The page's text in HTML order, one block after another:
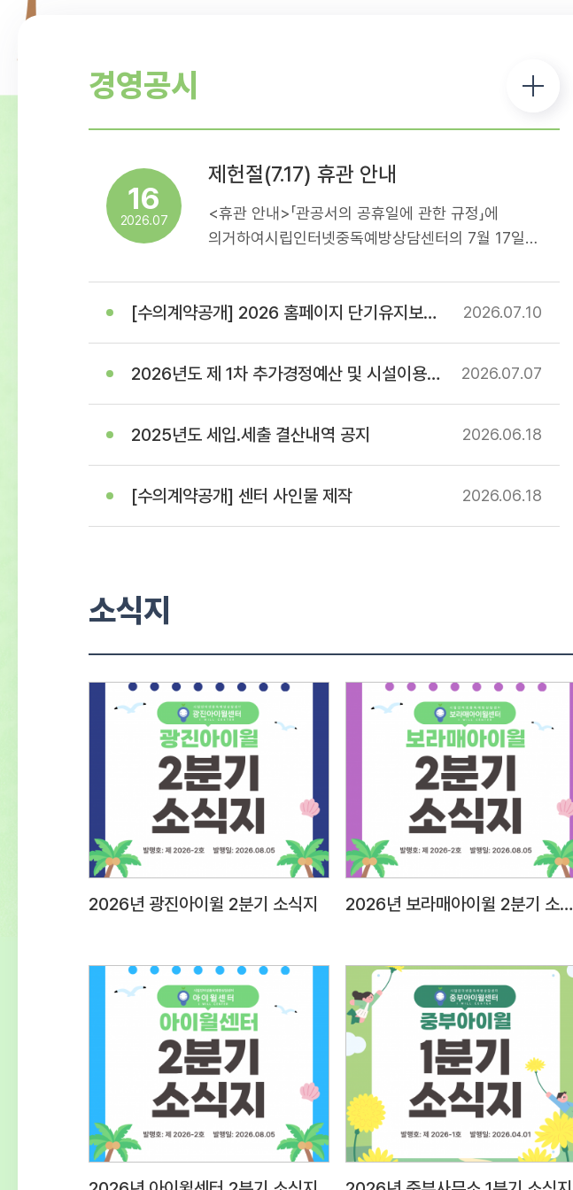
경영공시
16
2026.07
제헌절(7.17) 휴관 안내
<휴관 안내>「관공서의 공휴일에 관한 규정」에
의거하여시립인터넷중독예방상담센터의 7월 17일
이용에 착오 없으시길 바랍니다.- 휴관일정: 7월
17일(제헌절)- 휴관내용: 센터 내방 및 프로그램 이용
10
2026.07
[수의계약공개] 2026 홈페이지 단기유지보수 용역(홈페이지 이관 및 개발 작업) 계약
07
2026.07
2026년도 제 1차 추가경정예산 및 시설이용료 고시
18
2026.06
2025년도 세입.세출 결산내역 공지
18
2026.06
[수의계약공개] 센터 사인물 제작
소식지
2026년 광진아이윌 2분기 소식지 2026년 보라매아이윌 2분기 소식지